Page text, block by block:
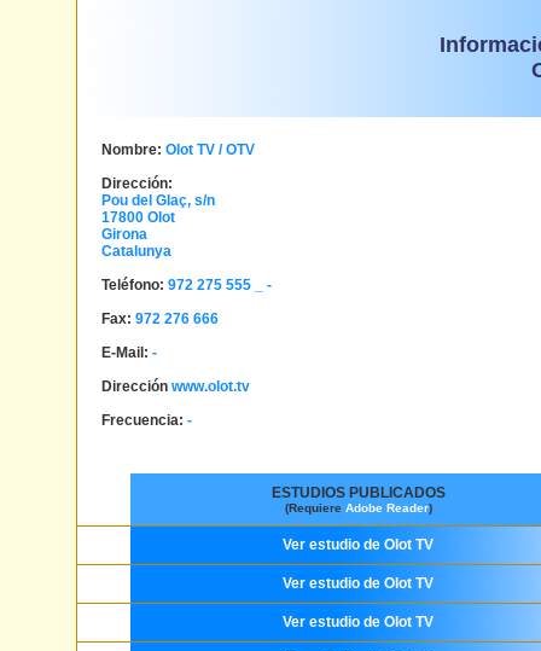
Nombre: Olot TV / OTV
Dirección:
Pou del Glaç, s/n
17800 Olot
Girona
Catalunya
Teléfono: 972 275 555 _ -
Fax: 972 276 666
E-Mail: -
Dirección www.olot.tv
Frecuencia: -
ESTUDIOS PUBLICADOS
(Requiere Adobe Reader)
Ver estudio de Olot TV
Ver estudio de Olot TV
Ver estudio de Olot TV